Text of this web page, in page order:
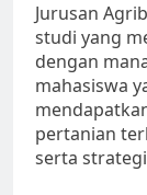
Jurusan
studi yang
dengan
mahasiswa
pertanian
serta